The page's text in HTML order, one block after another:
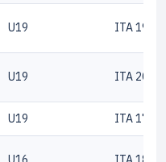
U19 ITA
U19 ITA
U19 ITA